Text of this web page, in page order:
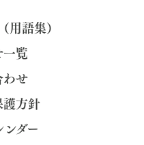
用語集）
覧
せ
方針
ダー